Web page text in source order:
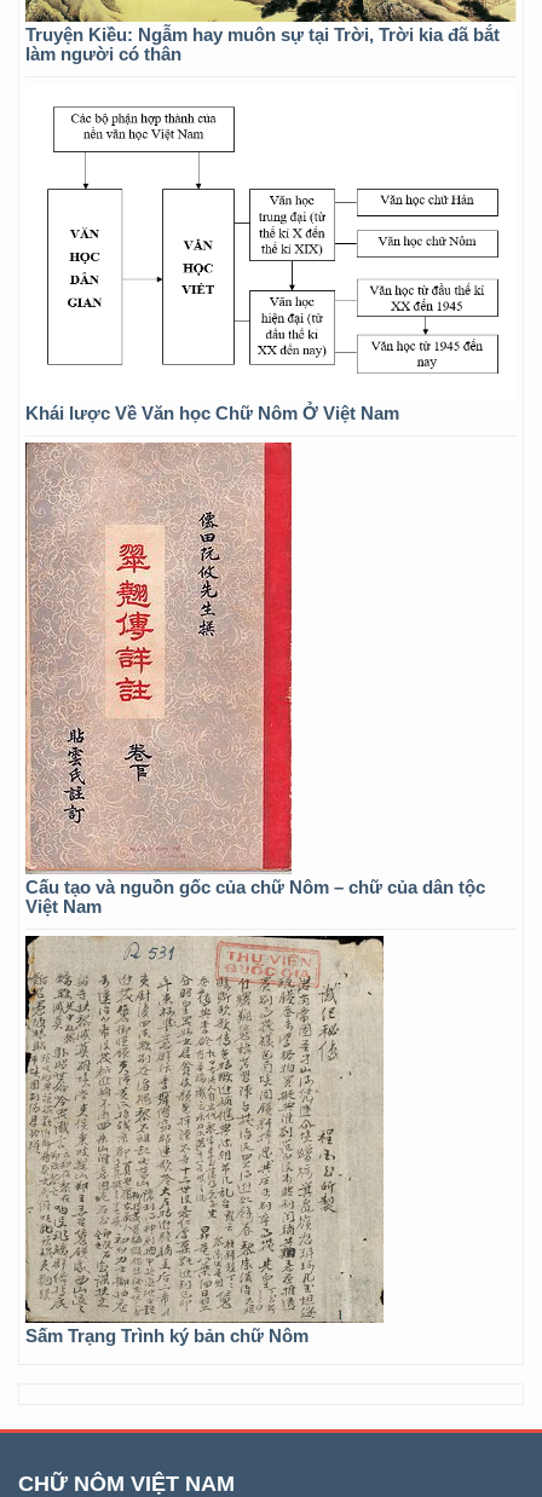
Truyện Kiều: Ngẫm hay muôn sự tại Trời, Trời kia đã bắt
làm người có thân
Khái lược Về Văn học Chữ Nôm Ở Việt Nam
Cấu tạo và nguồn gốc của chữ Nôm – chữ của dân tộc
Việt Nam
Sấm Trạng Trình ký bản chữ Nôm
CHỮ NÔM VIỆT NAM